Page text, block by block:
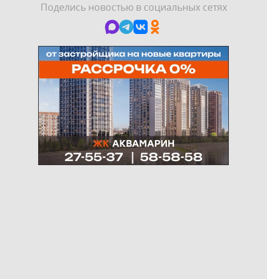
Поделись новостью в социальных сетях